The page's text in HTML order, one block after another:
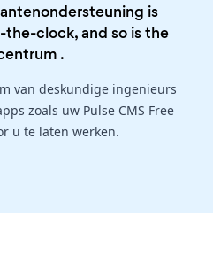
is
clock, and so is the
.
van deskundige ingenieurs
zoals uw Pulse CMS Free
u te laten werken.